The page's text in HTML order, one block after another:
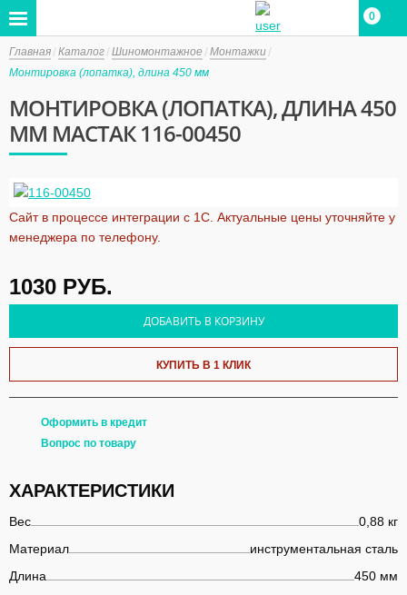
0
Главная Каталог Шиномонтажное
Монтажки
Монтировка (лопатка), длина 450 мм
МОНТИРОВКА (ЛОПАТКА), ДЛИНА 450
ММ МАСТАК 116-00450
Сайт в процессе интеграции с 1С. Актуальные цены уточняйте у
менеджера по телефону.
1030 РУБ.
ДОБАВИТЬ В КОРЗИНУ
КУПИТЬ В 1 КЛИК
Оформить в кредит
Вопрос по товару
ХАРАКТЕРИСТИКИ
Вес
0,88 кг
Материал
инструментальная сталь
Длина
450 мм